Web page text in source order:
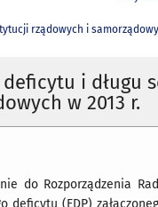
rządowych i
i długu
w 2013 r.
do Rozporządzenia
deficytu (EDP)